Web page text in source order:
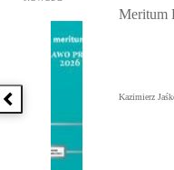
Poprzednia książka
Meritum
Kazimierz